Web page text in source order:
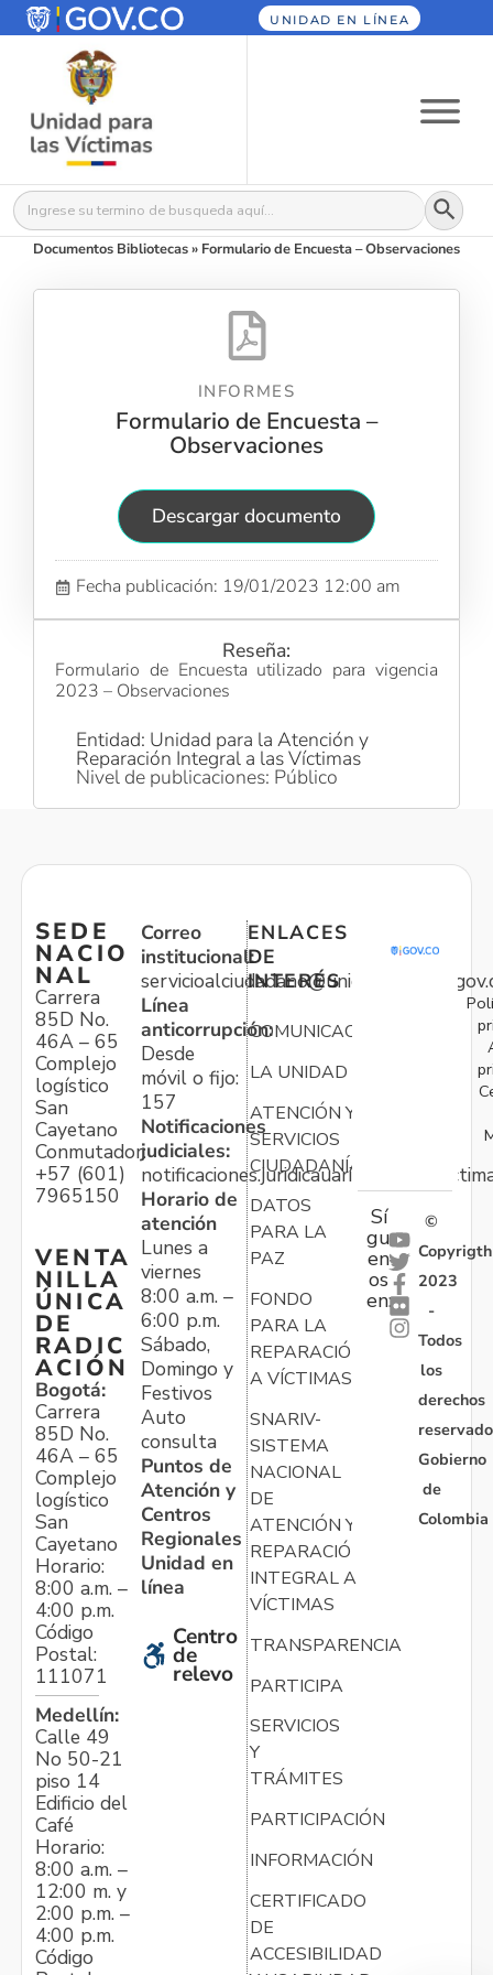
UNIDAD EN LÍNEA
Buscar: Botón
Documentos Bibliotecas» Formulario de Encuesta – Observaciones
INFORMES
Formulario de Encuesta –
Observaciones
Descargar documento
Fecha publicación: 19/01/2023 12:00 am
Reseña:
Formulario de Encuesta utilizado para vigencia
2023 – Observaciones
Entidad: Unidad para la Atención y
Reparación Integral a las Víctimas
Nivel de publicaciones: Público
SEDE
NACIO
NAL
Carrera
85D No.
46A – 65
Complejo
logístico
San
Cayetano
Conmutador:
+57 (601)
7965150
VENTA
NILLA
ÚNICA
DE
RADIC
ACIÓN
Bogotá:
Carrera
85D No.
46A – 65
Complejo
logístico
San
Cayetano
Horario:
8:00 a.m. –
4:00 p.m.
Código
Postal:
111071
Medellín:
Calle 49
No 50-21
piso 14
Edificio del
Café
Horario:
8:00 a.m. –
12:00 m. y
2:00 p.m. –
4:00 p.m.
Código
Correo
institucional:
Línea
anticorrupción:
Desde
móvil o fijo:
157
Notificaciones
judiciales:
Horario de
atención
Lunes a
viernes
8:00 a.m. –
6:00 p.m.
Sábado,
Domingo y
Festivos
Auto
consulta
Puntos de
Atención y
Centros
Regionales
Unidad en
línea
Centro
de
relevo
ENLACES
DE
INTERÉS
COMUNICACIONES
LA UNIDAD
ATENCIÓN Y
SERVICIOS
CIUDADANÍA
DATOS
PARA LA
PAZ
FONDO
PARA LA
REPARACIÓN
A VÍCTIMAS
SNARIV-
SISTEMA
NACIONAL
DE
ATENCIÓN Y
REPARACIÓN
INTEGRAL A
VÍCTIMAS
TRANSPARENCIA
PARTICIPA
SERVICIOS
Y
TRÁMITES
PARTICIPACIÓN
INFORMACIÓN
CERTIFICADO
DE
ACCESIBILIDAD
Sí
gu
en
os
en:
©
Copyrigth
2023
-
Todos
los
derechos
Gobierno
de
Colombia